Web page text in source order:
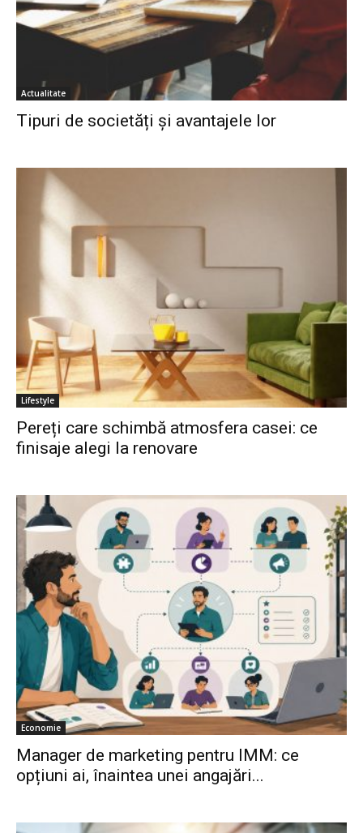
Actualitate
Tipuri de societăți și avantajele lor
Lifestyle
Pereți care schimbă atmosfera casei: ce
finisaje alegi la renovare
Economie
Manager de marketing pentru IMM: ce
opțiuni ai, înaintea unei angajări...